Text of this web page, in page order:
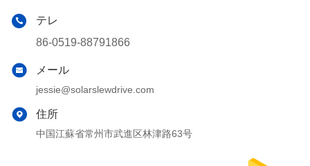
テレ
86-0519-88791866
メール
jessie@solarslewdrive.com
住所
中国江蘇省常州市武進区林津路63号